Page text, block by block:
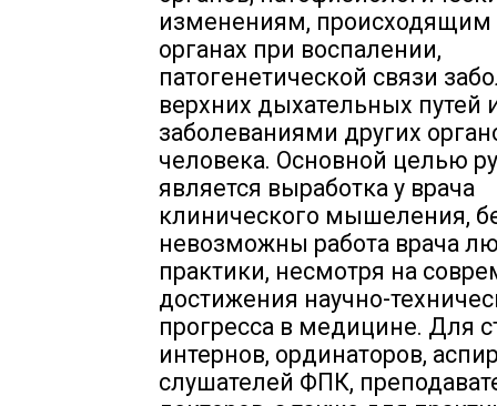
изменениям,
органах при воспалении,
патогенетической связи
верхних дыхательных путей
заболеваниями других
человека. Основной целью
является выработка у врача
клинического мышеления,
невозможны работа врача
практики, несмотря на
достижения научно-
прогресса в медицине. Для
интернов, ординаторов,
слушателей ФПК,